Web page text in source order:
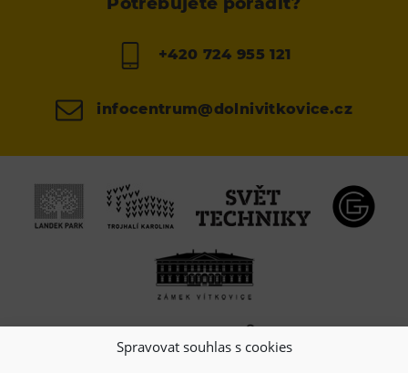
Spravovat souhlas s cookies
+420 724 955 121
infocentrum@dolnivitkovice.cz